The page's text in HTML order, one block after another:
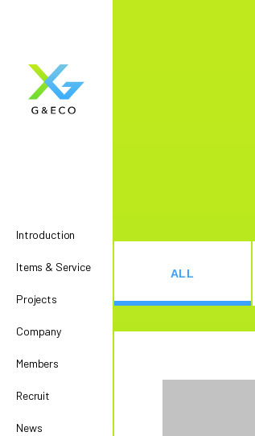
Introduction
Items & Service
Projects
Company
Members
Recruit
News
ALL